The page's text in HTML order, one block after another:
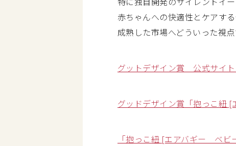
赤ちゃんへの快適性とケアす
成熟した市場へどういった視
グットデザイン賞 公式サイ
グッドデザイン賞「抱っこ紐
「抱っこ紐 [エアバギー ベ